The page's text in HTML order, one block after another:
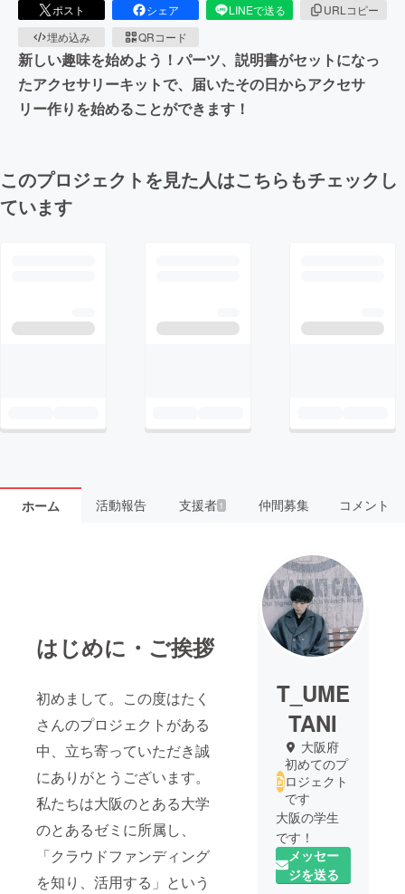
ポスト シェア LINEで送る
URLコピー
埋め込み
QRコード
新しい趣味を始めよう！パーツ、説明書がセットになっ
たアクセサリーキットで、届いたその日からアクセサ
リー作りを始めることができます！
このプロジェクトを見た人はこちらもチェックし
ています
ホーム 活動報告 支援者 1 仲間募集 コメント
はじめに・ご挨拶
初めまして。この度はたく
さんのプロジェクトがある
中、立ち寄っていただき誠
にありがとうございます。
私たちは大阪のとある大学
のとあるゼミに所属し、
「クラウドファンディング
を知り、活用する」という
T_UME
TANI
大阪府
初めてのプ
ロジェクト
です
大阪の学生
です！
メッセー
ジを送る